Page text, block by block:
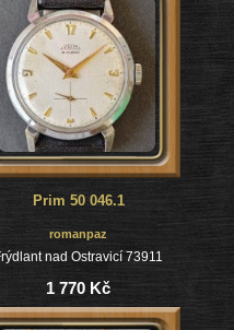
Prim 50 046.1
romanpaz
nad Ostravicí 73911
1 770 Kč